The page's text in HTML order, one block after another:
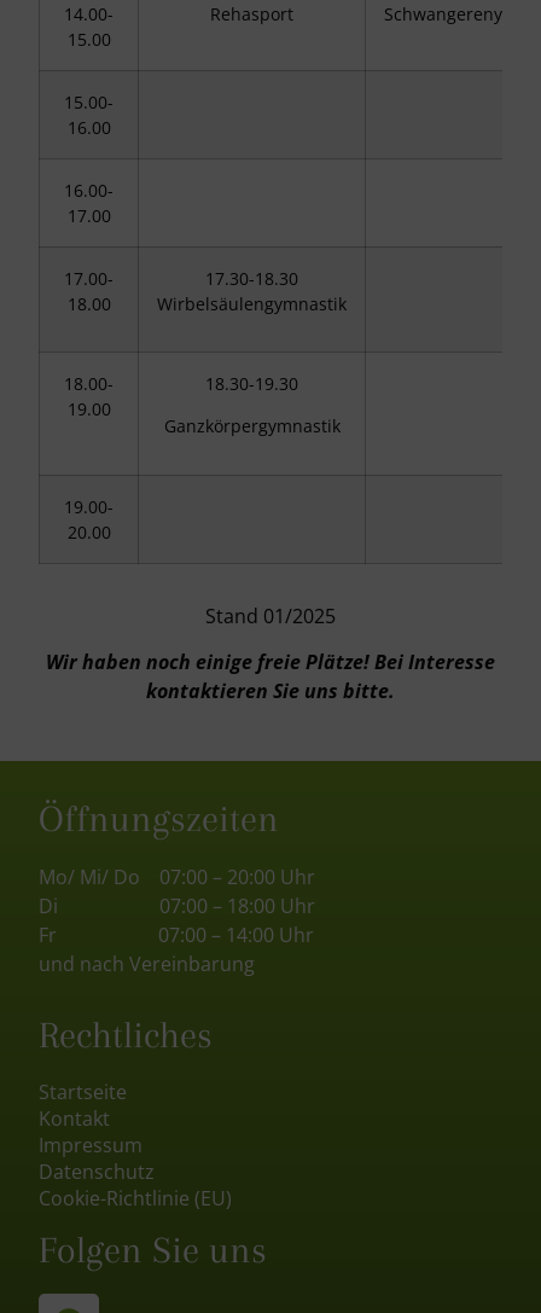
14.00-
15.00
Rehasport Schwangerenyoga
15.00-
16.00
16.00-
17.00
17.00-
18.00
17.30-18.30
Wirbelsäulengymnastik
18.00-
19.00
18.30-19.30
Ganzkörpergymnastik
19.00-
20.00
Stand 01/2025
Wir haben noch einige freie Plätze! Bei Interesse
kontaktieren Sie uns bitte.
Öffnungszeiten
Mo/ Mi/ Do 07:00 – 20:00 Uhr
Di 07:00 – 18:00 Uhr
Fr 07:00 – 14:00 Uhr
und nach Vereinbarung
Rechtliches
Startseite
Kontakt
Impressum
Datenschutz
Cookie-Richtlinie (EU)
Folgen Sie uns